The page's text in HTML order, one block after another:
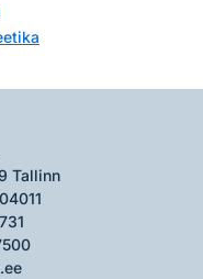
Tallinn